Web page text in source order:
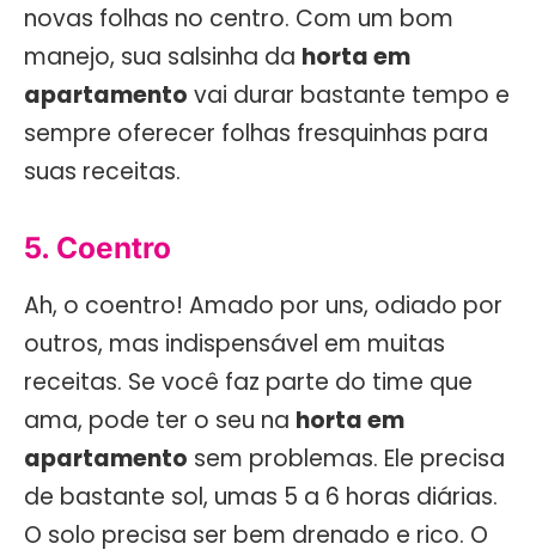
novas folhas no centro. Com um bom
manejo, sua salsinha da horta em
apartamento vai durar bastante tempo e
sempre oferecer folhas fresquinhas para
suas receitas.
5. Coentro
Ah, o coentro! Amado por uns, odiado por
outros, mas indispensável em muitas
receitas. Se você faz parte do time que
ama, pode ter o seu na horta em
apartamento sem problemas. Ele precisa
de bastante sol, umas 5 a 6 horas diárias.
O solo precisa ser bem drenado e rico. O